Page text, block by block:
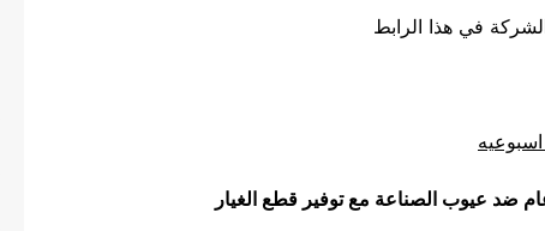
في هذا الرابط
ضد عيوب الصناعة مع توفير قطع الغيار